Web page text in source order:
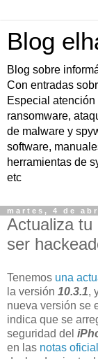
Blog
Blog sobre
Con entradas
Especial atención
ransomware,
de malware y
software,
herramientas de
etc
martes, 4 de
Actualiza tu
ser
Tenemos una
la versión 10.3.1,
nueva versión se
indica que se
seguridad del
en las notas